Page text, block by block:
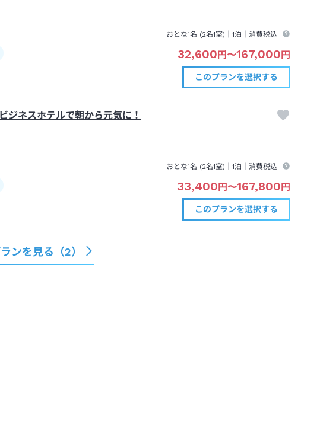
おとな1名 (2名1室)｜1泊 ｜消費税込
32,600円〜167,000円
このプランを選択する
ジネスホテルで朝から元気に！
おとな1名 (2名1室)｜1泊 ｜消費税込
33,400 円 〜167,800 円
このプランを選択する
ンを見る（2）